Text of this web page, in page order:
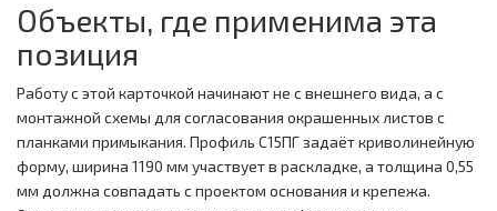
Объекты, где применима эта
позиция
Работу с этой карточкой начинают не с внешнего вида, а с
монтажной схемы для согласования окрашенных листов с
планками примыкания. Профиль С15ПГ задаёт криволинейную
форму, ширина 1190 мм участвует в раскладке, а толщина 0,55
мм должна совпадать с проектом основания и крепежа.